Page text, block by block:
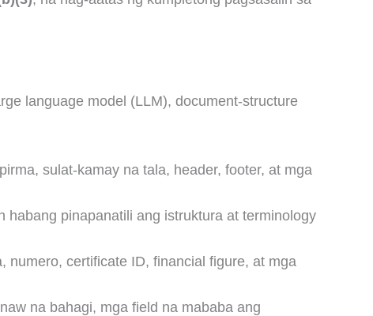
language model (LLM), document-structure
sulat-kamay na tala, header, footer, at mga
pinapanatili ang istruktura at terminology
numero, certificate ID, financial figure, at mga
na bahagi, mga field na mababa ang